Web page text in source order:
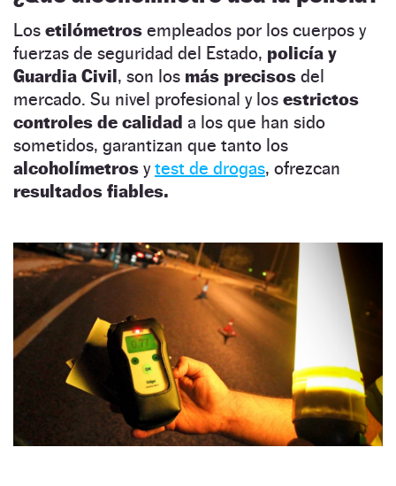
Los etilómetros empleados por los cuerpos y
fuerzas de seguridad del Estado, policía y
Guardia Civil, son los más precisos del
mercado. Su nivel profesional y los estrictos
controles de calidad a los que han sido
sometidos, garantizan que tanto los
alcoholímetros ytest de drogas, ofrezcan
resultados fiables.